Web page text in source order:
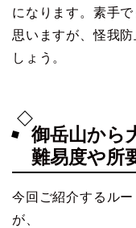
になります。素手
思いますが、怪我
しょう。
御岳山から
難易度や所
今回ご紹介するル
が、